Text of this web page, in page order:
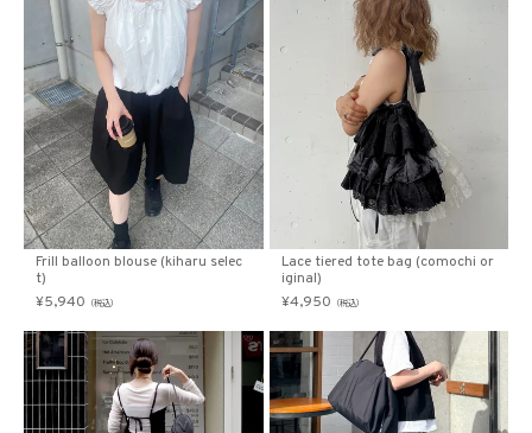
Frill balloon blouse (kiharu selec
t)
¥5,940 （税込）
Lace tiered tote bag (comochi or
iginal)
¥4,950 （税込）